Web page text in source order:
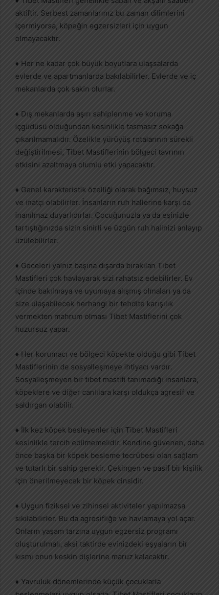
aktiftir. Serbest zamanlarınız bu zaman dilimlerini
içermiyorsa, köpeğin egzersizleri için uygun
olmayacaktır.
♦ Her ne kadar çok büyük boyutlara ulaşsalarda
evlerde ve apartmanlarda bakılabilirler. Evlerde ve iç
mekanlarda çok sakin olurlar.
♦ Dış mekanlarda aşırı sahiplenme ve koruma
içgüdüsü olduğundan kesinlikle tasmasız sokağa
çıkarılmamalıdır. Özelikle yürüyüş rotalarının sürekli
değiştirilmesi, Tibet Mastiflerinin bölgeci tavrının
etkisini azaltmaya olumlu etki yapacaktır.
♦ Genel karakteristik özelliği olarak bağımsız, huysuz
ve inatçı olabilirler. İnsanların ruh hallerine karşı da
inanılmaz duyarlıdırlar. Çocuğunuzla ya da eşinizle
tartıştığınızda sizin sinirli ve üzgün ruh halinizi anlayıp
üzülebilirler.
♦ Geceleri yalnız başına dışarda bırakılan Tibet
Mastifleri çok havlayarak sizi rahatsız edebilirler. Ev
içinde bakılmaya ve uyumaya alışmış olmaları ya da
size ulaşabilecek herhangi bir tehdite karışılık
vermekten mahrum olması Tibet Mastiflerini çok
huzursuz yapar.
♦ Her korumacı ve bölgeci köpekte olduğu gibi Tibet
Mastiflerinin de sosyalleşmeye ihtiyacı vardır.
Sosyalleşmeyen bir tibet mastifi tanımadığı insanlara,
köpeklere ve diğer canlılara karşı oldukça agresif ve
saldırgan olabilir.
♦ İlk kez köpek besleyenler için Tibet Mastifleri
kesinlikle tercih edilmemelidir. Kendine güvenen, daha
önce başka bir köpek besleme tecrübesi olan sağlam
ve tutarlı bir sahip gerekir. Çekingen ve pasif bir kişilik
için önerilmeyecek bir köpek cinsidir.
♦ Uygun fiziksel ve zihinsel aktiviteler yapılmazsa
sıkılabilirler. Bu da agresifliğe ve havlamaya yol açar.
Onların yaşam tarzına uygun egzersiz programı
oluşturulmalı, aksi taktirde evinizdeki eşyaların bir
kısmı onun keskin dişlerine maruz kalacaktır.
♦ Yavruluk dönemlerinde küçük çocuklarla